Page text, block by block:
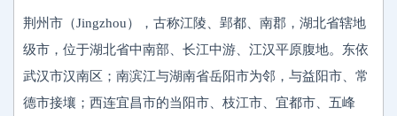
荆州市（Jingzhou），古称江陵、郢都、南郡，湖北省辖地
级市，位于湖北省中南部、长江中游、江汉平原腹地。东依
武汉市汉南区；南滨江与湖南省岳阳市为邻，与益阳市、常
德市接壤；西连宜昌市的当阳市、枝江市、宜都市、五峰